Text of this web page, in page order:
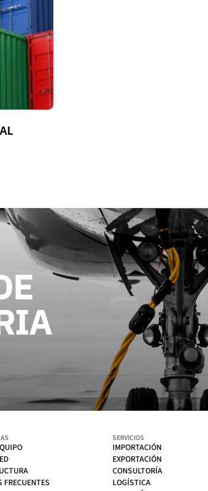
FRECUENTES
SERVICIOS
IMPORTACIÓN
IMPORTACIÓN
EXPORTACIÓN
EXPORTACIÓN
CONSULTORÍA
CONSULTORÍA
LOGÍSTICA